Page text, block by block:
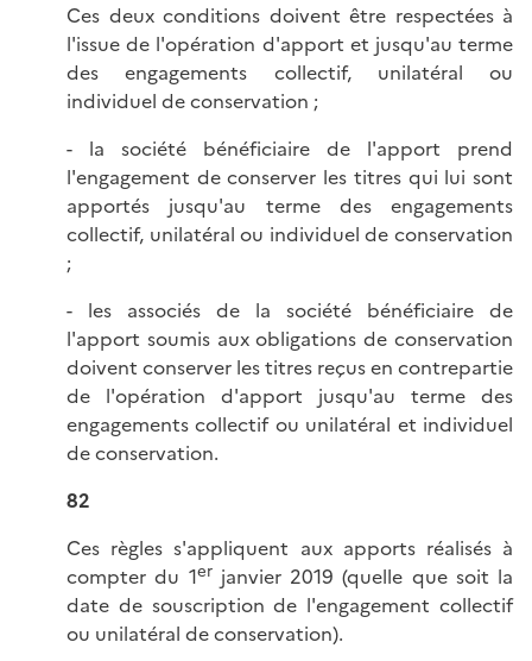
Ces deux conditions doivent être respectées à
l'issue de l'opération d'apport et jusqu'au terme
des engagements collectif, unilatéral ou
individuel de conservation ;
- la société bénéficiaire de l'apport prend
l'engagement de conserver les titres qui lui sont
apportés jusqu'au terme des engagements
collectif, unilatéral ou individuel de conservation
;
- les associés de la société bénéficiaire de
l'apport soumis aux obligations de conservation
doivent conserver les titres reçus en contrepartie
de l'opération d'apport jusqu'au terme des
engagements collectif ou unilatéral et individuel
de conservation.
82
Ces règles s'appliquent aux apports réalisés à
compter du 1erjanvier 2019 (quelle que soit la
date de souscription de l'engagement collectif
ou unilatéral de conservation).